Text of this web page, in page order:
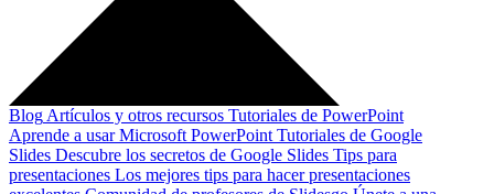
Blog Artículos y otros recursos Tutoriales de PowerPoint
Aprende a usar Microsoft PowerPoint Tutoriales de Google
Slides Descubre los secretos de Google Slides Tips para
presentaciones Los mejores tips para hacer presentaciones